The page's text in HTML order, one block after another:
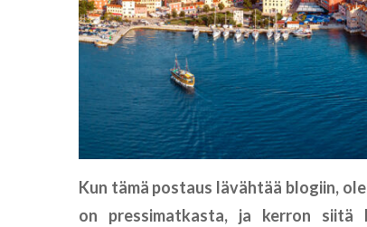
Kun tämä postaus lävähtää blogiin,
on pressimatkasta, ja kerron siitä